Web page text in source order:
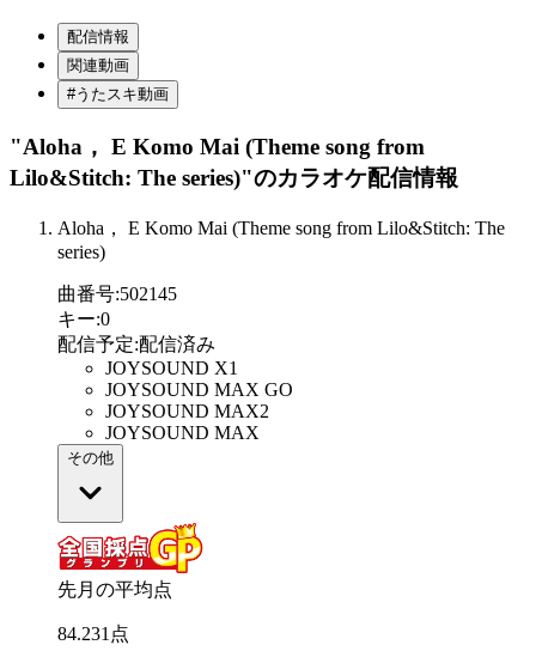
配信情報
関連動画
#うたスキ動画
"Aloha， E Komo Mai (Theme song from
Lilo&Stitch: The series)"のカラオケ配信情報
Aloha， E Komo Mai (Theme song from Lilo&Stitch: The
series)
曲番号:502145
キー:0
配信予定:配信済み
JOYSOUND X1
JOYSOUND MAX GO
JOYSOUND MAX2
JOYSOUND MAX
その他
先月の平均点
84.231 点